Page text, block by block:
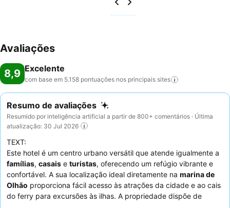
Avaliações
8,9 Excelente
com base em 5.158 pontuações nos principais sites
Resumo de avaliações
Resumido por inteligência artificial a partir de 800+ comentários · Última
atualização: 30 Jul 2026
TEXT:
Este hotel é um centro urbano versátil que atende igualmente a
famílias, casais e turistas, oferecendo um refúgio vibrante e
confortável. A sua localização ideal diretamente na marina de
Olhão proporciona fácil acesso às atrações da cidade e ao cais
do ferry para excursões às ilhas. A propriedade dispõe de